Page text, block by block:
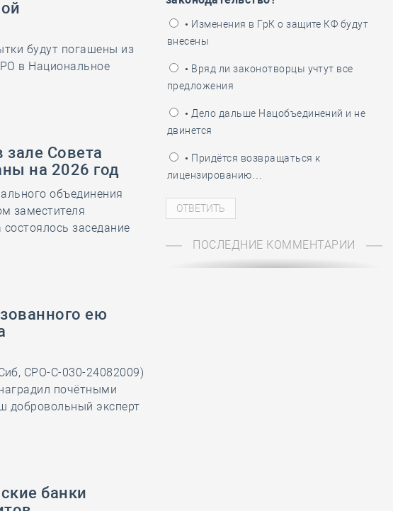
28 мая
будут погашены из
в Национальное
зале Совета
на 2026 год
объединения
заместителя
заседание
ею
СРО-С-030-24082009)
почётными
добровольный эксперт
банки
• Изменения в ГрК о защите КФ будут
внесены
• Вряд ли законотворцы учтут все
предложения
• Дело дальше Нацобъединений и не
двинется
• Придётся возвращаться к
лицензированию…
ПОСЛЕДНИЕ КОММЕНТАРИИ